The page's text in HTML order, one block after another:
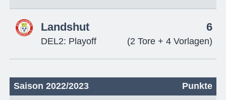
Landshut
DEL2: Playoff
6
(2 Tore + 4 Vorlagen)
Saison 2022/2023 Punkte